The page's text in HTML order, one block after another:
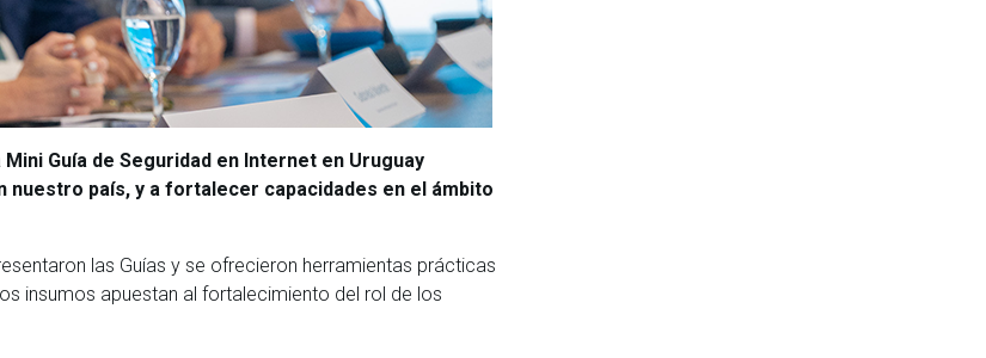
Guía de Seguridad en Internet en Uruguay
nuestro país, y a fortalecer capacidades en el ámbito
las Guías y se ofrecieron herramientas prácticas
insumos apuestan al fortalecimiento del rol de los